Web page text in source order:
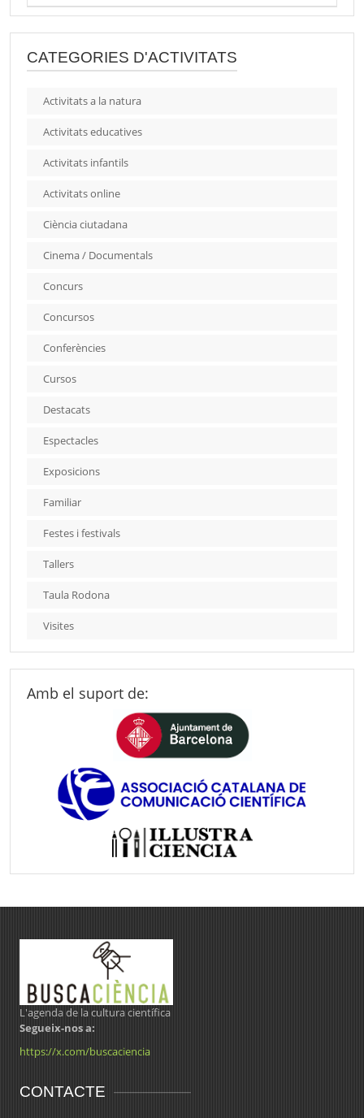
CATEGORIES D'ACTIVITATS
Activitats a la natura
Activitats educatives
Activitats infantils
Activitats online
Ciència ciutadana
Cinema / Documentals
Concurs
Concursos
Conferències
Cursos
Destacats
Espectacles
Exposicions
Familiar
Festes i festivals
Tallers
Taula Rodona
Visites
Amb el suport de:
L'agenda de la cultura científica
Segueix-nos a:
https://x.com/buscaciencia
CONTACTE